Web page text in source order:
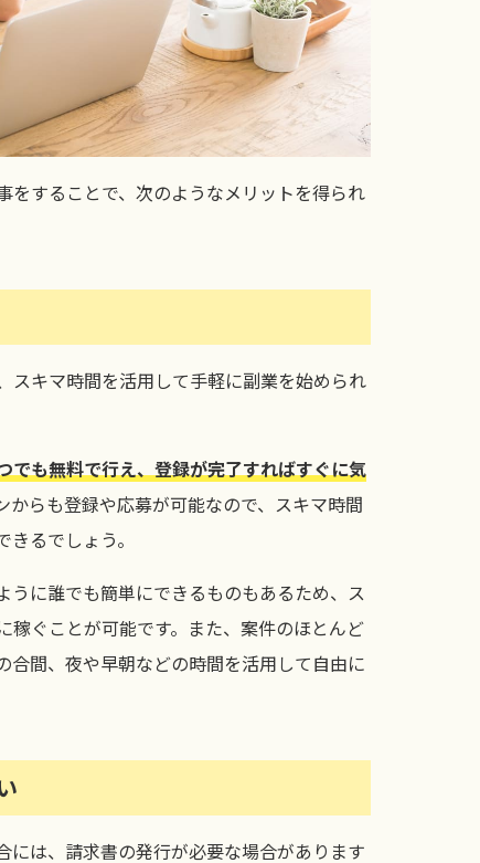
をすることで、次のようなメリットを得られ
スキマ時間を活用して手軽に副業を始められ
でも無料で行え、登録が完了すればすぐに気
からも登録や応募が可能なので、スキマ時間
るでしょう。
に誰でも簡単にできるものもあるため、ス
ぐことが可能です。また、案件のほとんど
合間、夜や早朝などの時間を活用して自由に
には、請求書の発行が必要な場合があります